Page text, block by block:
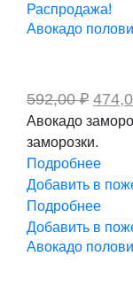
Распродажа!
Авокадо
592,00₽
цена
Авокадо
заморозки.
Подробнее
Добавить в
Подробнее
Добавить в
Авокадо